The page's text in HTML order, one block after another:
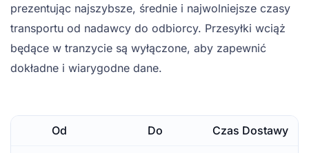
prezentując najszybsze, średnie i najwolniejsze czasy
transportu od nadawcy do odbiorcy. Przesyłki wciąż
będące w tranzycie są wyłączone, aby zapewnić
dokładne i wiarygodne dane.
Od Do Czas Dostawy